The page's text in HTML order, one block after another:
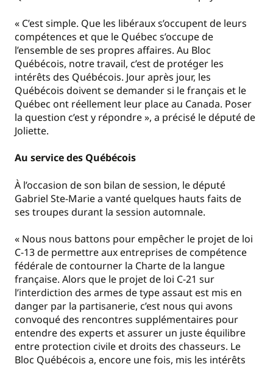
« C’est simple. Que les libéraux s’occupent de leurs
compétences et que le Québec s’occupe de
l’ensemble de ses propres affaires. Au Bloc
Québécois, notre travail, c’est de protéger les
intérêts des Québécois. Jour après jour, les
Québécois doivent se demander si le français et le
Québec ont réellement leur place au Canada. Poser
la question c’est y répondre », a précisé le député de
Joliette.
Au service des Québécois
À l’occasion de son bilan de session, le député
Gabriel Ste-Marie a vanté quelques hauts faits de
ses troupes durant la session automnale.
« Nous nous battons pour empêcher le projet de loi
C-13 de permettre aux entreprises de compétence
fédérale de contourner la Charte de la langue
française. Alors que le projet de loi C-21 sur
l’interdiction des armes de type assaut est mis en
danger par la partisanerie, c’est nous qui avons
convoqué des rencontres supplémentaires pour
entendre des experts et assurer un juste équilibre
entre protection civile et droits des chasseurs. Le
Bloc Québécois a, encore une fois, mis les intérêts